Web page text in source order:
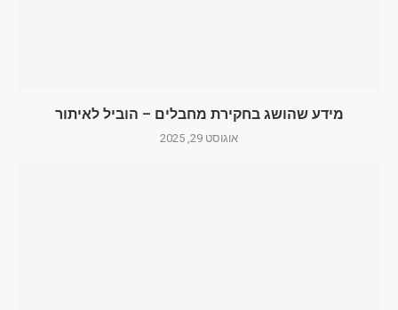
מידע שהושג בחקירת מחבלים – הוביל לאיתור
אוגוסט 29, 2025